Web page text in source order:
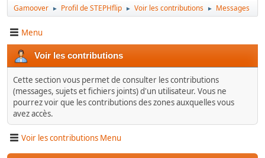
Gamoover ► Profil de STEPHflip ► Voir les contributions ► Messages
Menu
Voir les contributions
Cette section vous permet de consulter les contributions
(messages, sujets et fichiers joints) d'un utilisateur. Vous ne
pourrez voir que les contributions des zones auxquelles vous
avez accès.
Voir les contributions Menu